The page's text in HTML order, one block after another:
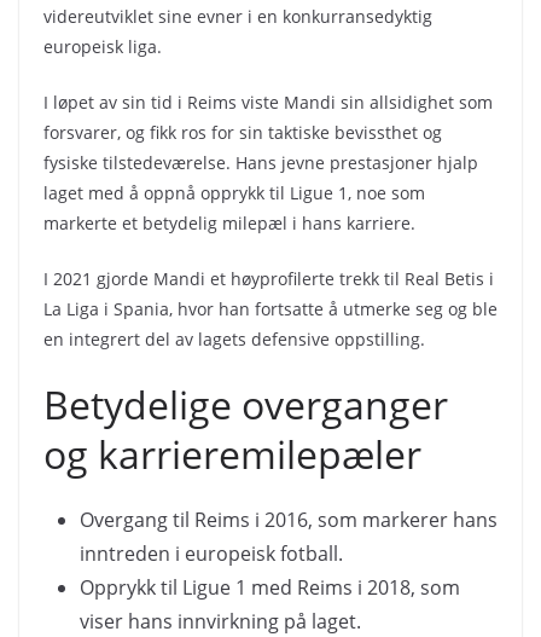
videreutviklet sine evner i en konkurransedyktig
europeisk liga.
I løpet av sin tid i Reims viste Mandi sin allsidighet som
forsvarer, og fikk ros for sin taktiske bevissthet og
fysiske tilstedeværelse. Hans jevne prestasjoner hjalp
laget med å oppnå opprykk til Ligue 1, noe som
markerte et betydelig milepæl i hans karriere.
I 2021 gjorde Mandi et høyprofilerte trekk til Real Betis i
La Liga i Spania, hvor han fortsatte å utmerke seg og ble
en integrert del av lagets defensive oppstilling.
Betydelige overganger
og karrieremilepæler
Overgang til Reims i 2016, som markerer hans
inntreden i europeisk fotball.
Opprykk til Ligue 1 med Reims i 2018, som
viser hans innvirkning på laget.